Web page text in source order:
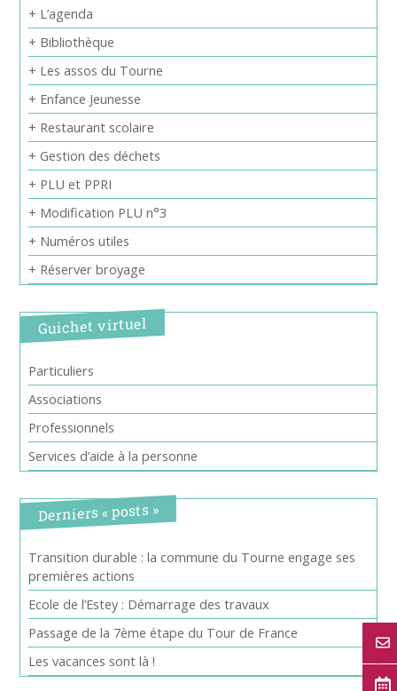
+ L’agenda
+ Bibliothèque
+ Les assos du Tourne
+ Enfance Jeunesse
+ Restaurant scolaire
+ Gestion des déchets
+ PLU et PPRI
+ Modification PLU n°3
+ Numéros utiles
+ Réserver broyage
Guichet virtuel
Particuliers
Associations
Professionnels
Services d’aide à la personne
Derniers « posts »
Transition durable : la commune du Tourne engage ses
premières actions
Ecole de l’Estey : Démarrage des travaux
Passage de la 7ème étape du Tour de France
Les vacances sont là !